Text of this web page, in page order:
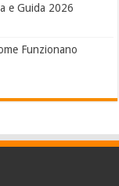
e Guida 2026
Funzionano